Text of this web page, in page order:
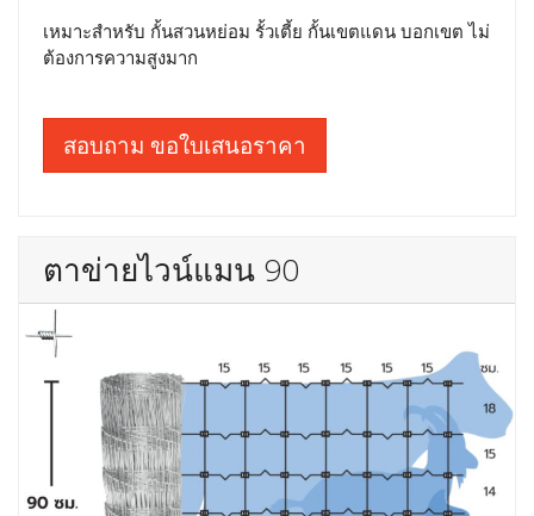
เหมาะสำหรับ กั้นสวนหย่อม รั้วเตี้ย กั้นเขตแดน บอกเขต ไม่
ต้องการความสูงมาก
สอบถาม ขอใบเสนอราคา
ตาข่ายไวน์แมน 90